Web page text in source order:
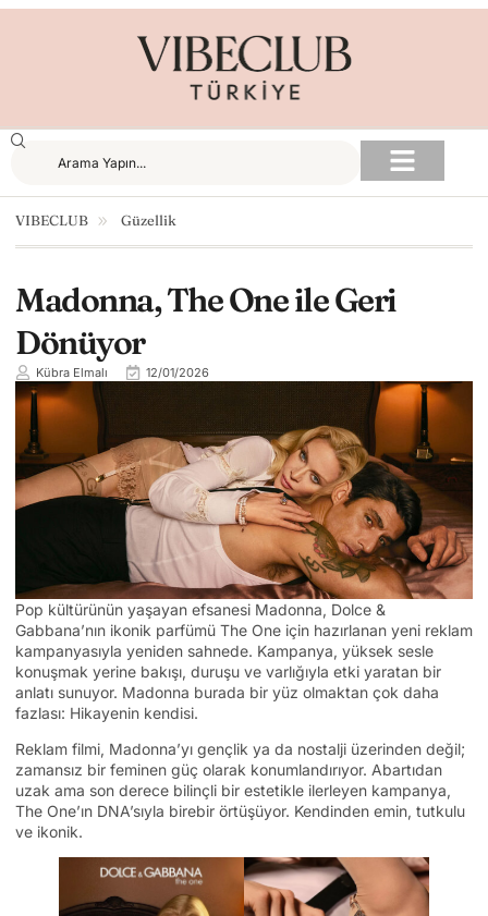
VIBECLUB Güzellik
Madonna, The One ile Geri
Dönüyor
Kübra Elmalı 12/01/2026
Pop kültürünün yaşayan efsanesi Madonna, Dolce &
Gabbana’nın ikonik parfümü The One için hazırlanan yeni reklam
kampanyasıyla yeniden sahnede. Kampanya, yüksek sesle
konuşmak yerine bakışı, duruşu ve varlığıyla etki yaratan bir
anlatı sunuyor. Madonna burada bir yüz olmaktan çok daha
fazlası: Hikayenin kendisi.
Reklam filmi, Madonna’yı gençlik ya da nostalji üzerinden değil;
zamansız bir feminen güç olarak konumlandırıyor. Abartıdan
uzak ama son derece bilinçli bir estetikle ilerleyen kampanya,
The One’ın DNA’sıyla birebir örtüşüyor. Kendinden emin, tutkulu
ve ikonik.